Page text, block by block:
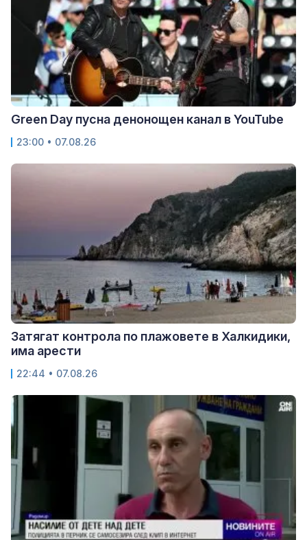
Green Day пусна денонощен канал в YouTube
23:00 • 07.08.26
Затягат контрола по плажовете в Халкидики,
има арести
22:44 • 07.08.26